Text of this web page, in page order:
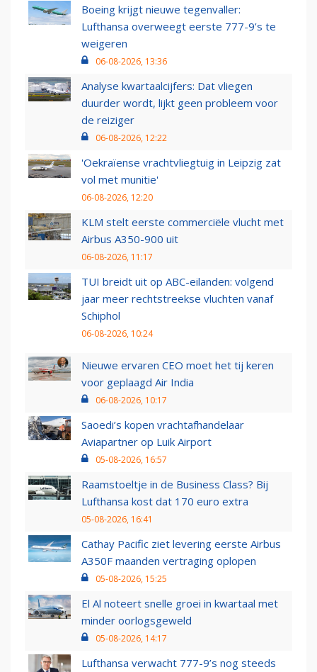
Boeing krijgt nieuwe tegenvaller:
Lufthansa overweegt eerste 777-9’s te
weigeren
06-08-2026, 13:36
Analyse kwartaalcijfers: Dat vliegen
duurder wordt, lijkt geen probleem voor
de reiziger
06-08-2026, 12:22
'Oekraïense vrachtvliegtuig in Leipzig zat
vol met munitie'
06-08-2026, 12:20
KLM stelt eerste commerciële vlucht met
Airbus A350-900 uit
06-08-2026, 11:17
TUI breidt uit op ABC-eilanden: volgend
jaar meer rechtstreekse vluchten vanaf
Schiphol
06-08-2026, 10:24
Nieuwe ervaren CEO moet het tij keren
voor geplaagd Air India
06-08-2026, 10:17
Saoedi’s kopen vrachtafhandelaar
Aviapartner op Luik Airport
05-08-2026, 16:57
Raamstoeltje in de Business Class? Bij
Lufthansa kost dat 170 euro extra
05-08-2026, 16:41
Cathay Pacific ziet levering eerste Airbus
A350F maanden vertraging oplopen
05-08-2026, 15:25
El Al noteert snelle groei in kwartaal met
minder oorlogsgeweld
05-08-2026, 14:17
Lufthansa verwacht 777-9’s nog steeds